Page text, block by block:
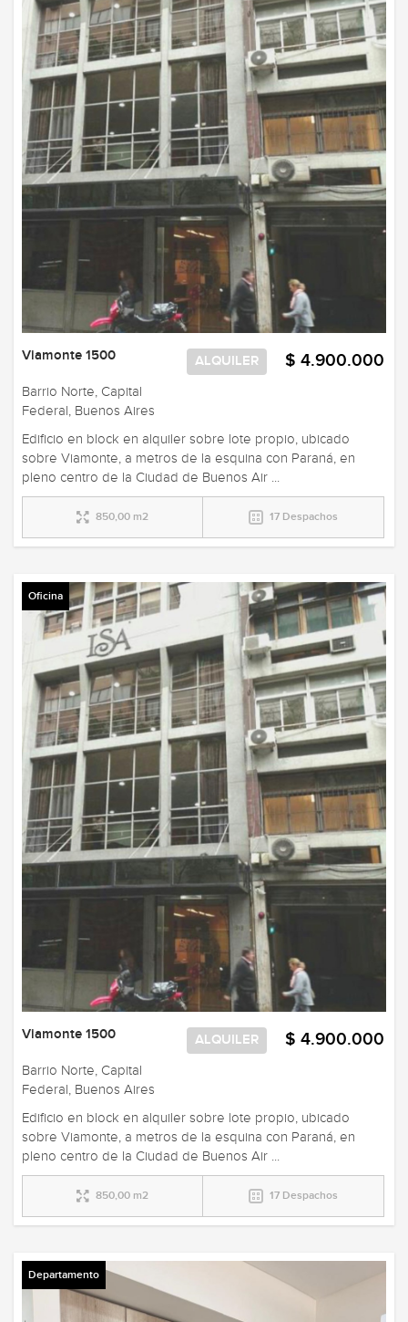
$ 4.900.000
ALQUILER
Viamonte 1500
Barrio Norte, Capital
Federal, Buenos Aires
Edificio en block en alquiler sobre lote propio, ubicado
sobre Viamonte, a metros de la esquina con Paraná, en
pleno centro de la Ciudad de Buenos Air ...
850,00 m2 17 Despachos
Oficina
$ 4.900.000
ALQUILER
Viamonte 1500
Barrio Norte, Capital
Federal, Buenos Aires
Edificio en block en alquiler sobre lote propio, ubicado
sobre Viamonte, a metros de la esquina con Paraná, en
pleno centro de la Ciudad de Buenos Air ...
850,00 m2 17 Despachos
Departamento